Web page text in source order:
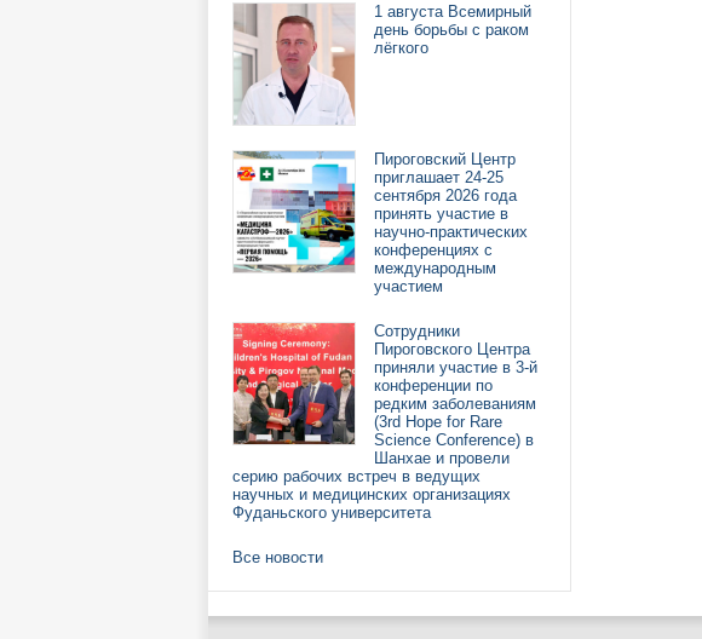
1 августа Всемирный
день борьбы с раком
лёгкого
Пироговский Центр
приглашает 24-25
сентября 2026 года
принять участие в
научно-практических
конференциях с
международным
участием
Сотрудники
Пироговского Центра
приняли участие в 3-й
конференции по
редким заболеваниям
(3rd Hope for Rare
Science Conference) в
Шанхае и провели
серию рабочих встреч в ведущих
научных и медицинских организациях
Фуданьского университета
Все новости